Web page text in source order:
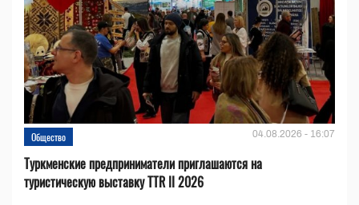
Общество 04.08.2026 - 16:07
Туркменские предприниматели приглашаются на
туристическую выставку TTR II 2026